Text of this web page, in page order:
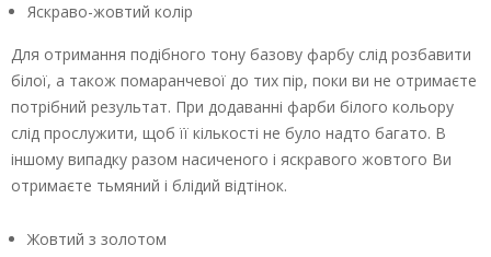
Яскраво-жовтий колір
Для отримання подібного тону базову фарбу слід розбавити
білої, а також помаранчевої до тих пір, поки ви не отримаєте
потрібний результат. При додаванні фарби білого кольору
слід прослужити, щоб її кількості не було надто багато. В
іншому випадку разом насиченого і яскравого жовтого Ви
отримаєте тьмяний і блідий відтінок.
Жовтий з золотом